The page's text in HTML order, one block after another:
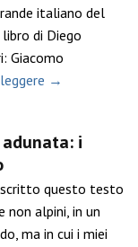
italiano del
di Diego
Giacomo
→
i
scritto questo testo
non alpini, in un
ma in cui i miei